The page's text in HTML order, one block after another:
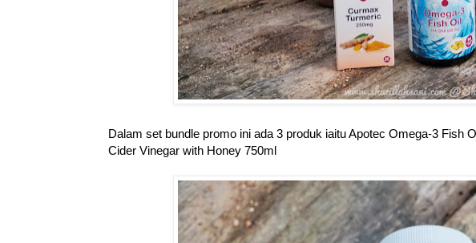
Dalam set bundle promo ini ada 3 produk iaitu Apotec Omega-3 Fish
Cider Vinegar with Honey 750ml